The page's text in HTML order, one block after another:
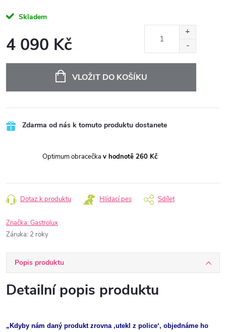
Skladem
4 090 Kč
VLOŽIT DO KOŠÍKU
Zdarma od nás k tomuto produktu dostanete
Optimum obracečka v hodnotě 260 Kč
Dotaz k produktu Hlídací pes Sdílet
Značka:Gastrolux
Záruka: 2 roky
Popis produktu
Detailní popis produktu
„Kdyby nám daný produkt zrovna ‚utekl z police‘, objednáme ho